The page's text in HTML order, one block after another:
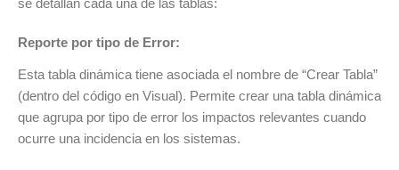
se detallan cada una de las tablas:
Reporte por tipo de Error:
Esta tabla dinámica tiene asociada el nombre de “Crear Tabla”
(dentro del código en Visual). Permite crear una tabla dinámica
que agrupa por tipo de error los impactos relevantes cuando
ocurre una incidencia en los sistemas.